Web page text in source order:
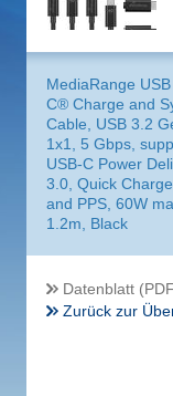
MediaRange
C® Charge and
Cable, USB 3.2
1x1, 5 Gbps,
USB-C Power
3.0, Quick
and PPS, 60W
1.2m, Black
Datenblatt
Zurück zur